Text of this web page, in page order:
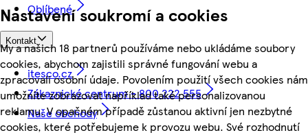
Nastavení soukromí a cookies
My a našich 18 partnerů používáme nebo ukládáme soubory
cookies, abychom zajistili správné fungování webu a
zpracovali osobní údaje. Povolením použití všech cookies nám
umožníte zobrazovat například také personalizovanou
reklamu. V opačném případě zůstanou aktivní jen nezbytné
cookies, které potřebujeme k provozu webu. Své rozhodnutí
Oblíbené
Kontakt
itesco.cz
Zákaznické centrum - 800 222 555
Naše obchody